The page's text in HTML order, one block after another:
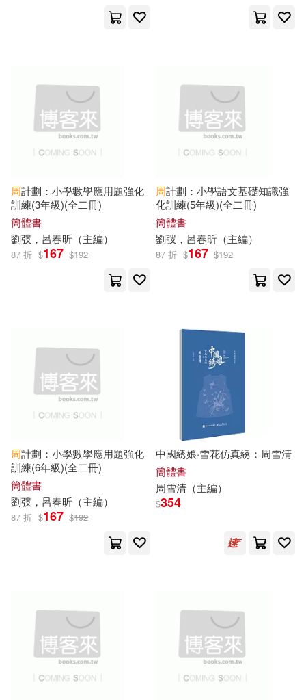
楊暉（主編）(15)
陳楓(主編)(15)
Ruka Tamaki(14)
カオミン(14)
劉決生 主編(14)
張在軍（主編）(14)
李行健（主編）(14)
聖才學習網（主編）(14)
范無聊（主編）(14)
譚旭東（主編）(14)
阿部智里(14) 陳俊旭(14)
湖南科學技術出版社(96)
蘇州大學出版社(96)
新世界出版社(95)
經濟科學出版社(95)
中國電力出版社(92)
吉林科學技術出版社(92)
海洋出版社(92)
吉林出版集團有限責任公司(91)
中國勞動社會保障出版社(90)
山東大學出版社(90)
煤炭工業出版社(90)
周計劃：小學數學應用題強化
訓練(3年級)(全二冊)
簡體書
劉弢，呂春昕（主編）
87 折 $167 $192
周計劃：小學語文基礎知識強
化訓練(5年級)(全二冊)
簡體書
劉弢，呂春昕（主編）
87 折 $167 $192
周計劃：小學數學應用題強化
訓練(6年級)(全二冊)
簡體書
劉弢，呂春昕（主編）
87 折 $167 $192
中國綉娘·雪花仿真綉：周雪清
簡體書
周雪清（主編）
$354